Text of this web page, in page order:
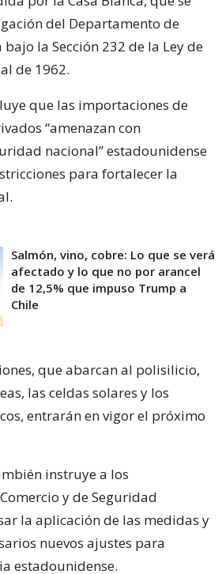
del Departamento de
la Sección 232 de la Ley de
de 1962.
que las importaciones de
“amenazan con
nacional” estadounidense
para fortalecer la
Salmón, vino, cobre: Lo que se verá
afectado y lo que no por arancel
de 12,5% que impuso Trump a
Chile
que abarcan al polisilicio,
las celdas solares y los
entrarán en vigor el próximo
instruye a los
y de Seguridad
la aplicación de las medidas y
nuevos ajustes para
estadounidense.